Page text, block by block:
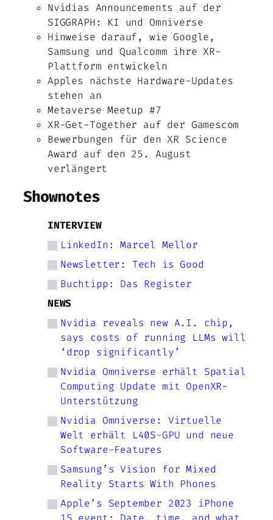
Nvidias Announcements auf der
SIGGRAPH: KI und Omniverse
Hinweise darauf, wie Google,
Samsung und Qualcomm ihre XR-
Plattform entwickeln
Apples nächste Hardware-Updates
stehen an
Metaverse Meetup #7
XR-Get-Together auf der Gamescom
Bewerbungen für den XR Science
Award auf den 25. August
verlängert
Shownotes
INTERVIEW
LinkedIn: Marcel Mellor
Newsletter: Tech is Good
Buchtipp: Das Register
NEWS
Nvidia reveals new A.I. chip,
says costs of running LLMs will
‘drop significantly’
Nvidia Omniverse erhält Spatial
Computing Update mit OpenXR-
Unterstützung
Nvidia Omniverse: Virtuelle
Welt erhält L40S-GPU und neue
Software-Features
Samsung’s Vision for Mixed
Reality Starts With Phones
Apple’s September 2023 iPhone